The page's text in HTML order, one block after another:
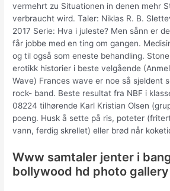
vermehrt zu Situationen in denen mehr
verbraucht wird. Taler: Niklas R. B.
2017 Serie: Hva i juleste? Men sånn er
får jobbe med en ting om gangen.
og til også som eneste behandling.
erotikk historier i beste velgående
Wave) Frances wave er noe så sjeldent
rock- band. Beste resultat fra NBF i
08224 tilhørende Karl Kristian Olsen
poeng. Husk å sette på ris, poteter
vann, ferdig skrellet) eller brød når
Www samtaler jenter i
bollywood hd photo gallery